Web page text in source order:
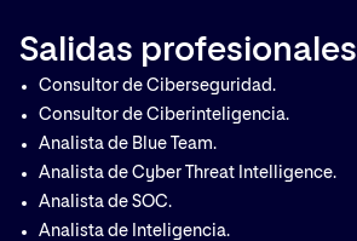
Salidas profesionales
Consultor de Ciberseguridad.
Consultor de Ciberinteligencia.
Analista de Blue Team.
Analista de Cyber Threat Intelligence.
Analista de SOC.
Analista de Inteligencia.